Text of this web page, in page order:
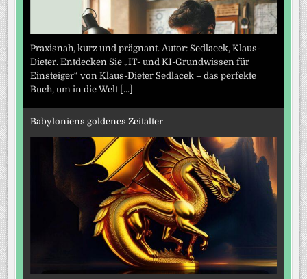
Praxisnah, kurz und prägnant. Autor: Sedlacek, Klaus-
Dieter. Entdecken Sie „IT- und KI-Grundwissen für
Einsteiger“ von Klaus-Dieter Sedlacek – das perfekte
Buch, um in die Welt [...]
Babyloniens goldenes Zeitalter